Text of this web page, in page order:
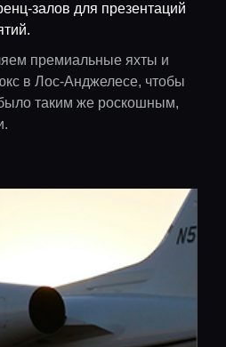
залов для презентаций
премиальные яхты и
в Лос-Анджелесе, чтобы
таким же роскошным,